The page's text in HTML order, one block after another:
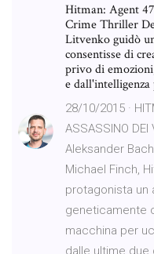
Hitman: Agent
Crime Thriller
Litvenko guidò
consentisse di
privo di
e dall'intelligenza
28/10/2015 ·
ASSASSINO DEI
Aleksander
Michael Finch,
protagonista un
geneticamente
macchina per
dalle ultime